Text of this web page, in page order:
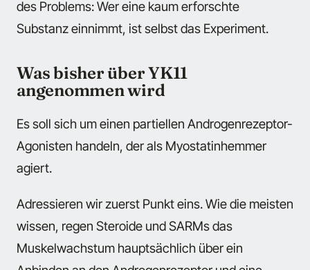
des Problems: Wer eine kaum erforschte
Substanz einnimmt, ist selbst das Experiment.
Was bisher über YK11
angenommen wird
Es soll sich um einen partiellen Androgenrezeptor-
Agonisten handeln, der als Myostatinhemmer
agiert.
Adressieren wir zuerst Punkt eins. Wie die meisten
wissen, regen Steroide und SARMs das
Muskelwachstum hauptsächlich über ein